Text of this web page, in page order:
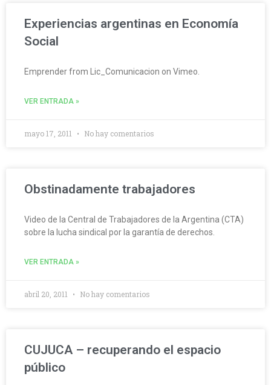
Experiencias argentinas en Economía
Social
Emprender from Lic_Comunicacion on Vimeo.
VER ENTRADA »
mayo 17, 2011 No hay comentarios
Obstinadamente trabajadores
Video de la Central de Trabajadores de la Argentina (CTA)
sobre la lucha sindical por la garantía de derechos.
VER ENTRADA »
abril 20, 2011 No hay comentarios
CUJUCA – recuperando el espacio
público